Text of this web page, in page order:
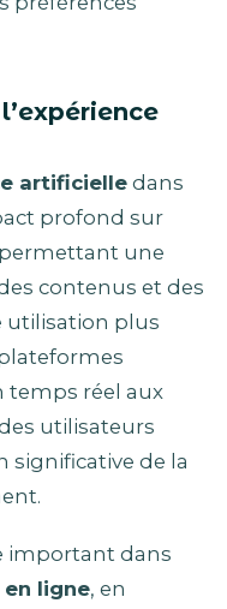
artificielle dans
profond sur
permettant une
contenus et des
utilisation plus
temps réel aux
utilisateurs
de la
important dans
ligne, en